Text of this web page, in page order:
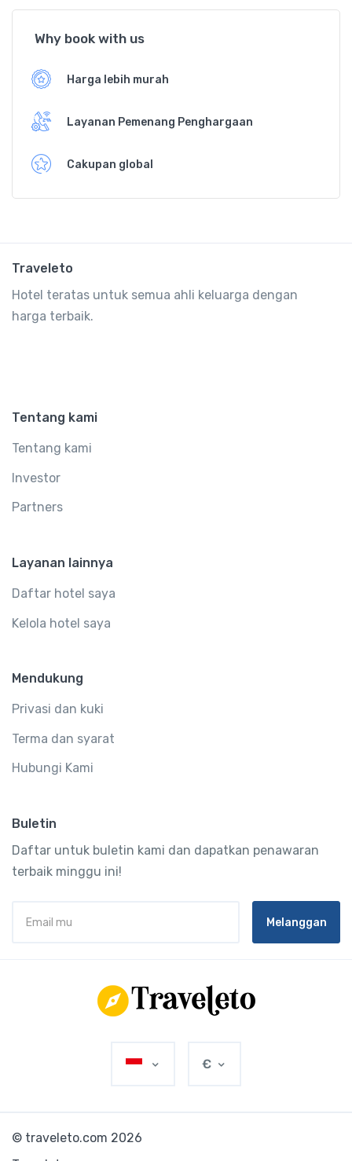
Why book with us
Harga lebih murah
Layanan Pemenang Penghargaan
Cakupan global
Traveleto
Hotel teratas untuk semua ahli keluarga dengan
harga terbaik.
Tentang kami
Tentang kami
Investor
Partners
Layanan lainnya
Daftar hotel saya
Kelola hotel saya
Mendukung
Privasi dan kuki
Terma dan syarat
Hubungi Kami
Buletin
Daftar untuk buletin kami dan dapatkan penawaran
terbaik minggu ini!
Melanggan
€
© traveleto.com 2026